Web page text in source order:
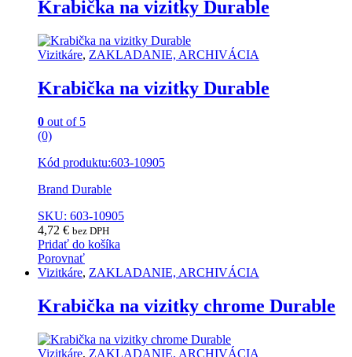
Krabička na vizitky Durable
Vizitkáre, ZAKLADANIE, ARCHIVÁCIA
Krabička na vizitky Durable
0 out of 5
(0)
Kód produktu:603-10905
Brand Durable
SKU: 603-10905
4,72 € bez DPH
Pridať do košíka
Porovnať
Vizitkáre, ZAKLADANIE, ARCHIVÁCIA
Krabička na vizitky chrome Durable
Vizitkáre, ZAKLADANIE, ARCHIVÁCIA